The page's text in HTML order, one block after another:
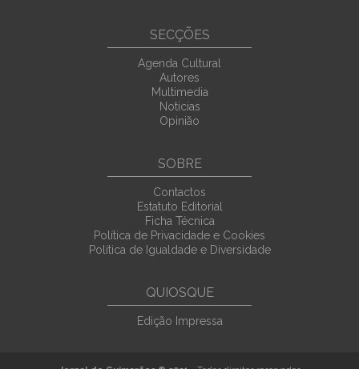
SECÇÕES
Agenda Cultural
Autores
Multimedia
Noticias
Opinião
SOBRE
Contactos
Estatuto Editorial
Ficha Técnica
Política de Privacidade e Cookies
Política de Igualdade e Diversidade
QUIOSQUE
Edição Impressa